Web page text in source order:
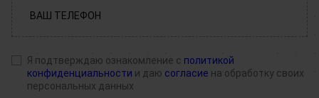
Я подтверждаю ознакомление с политикой
конфиденциальности и даю согласие на обработку своих
персональных данных